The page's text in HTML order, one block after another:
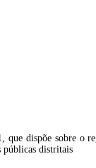
que dispõe sobre o
públicas distritais